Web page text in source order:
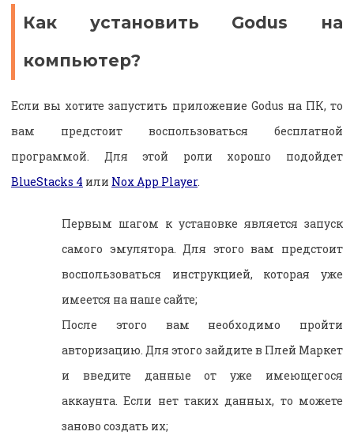
Как установить Godus на
компьютер?
Если вы хотите запустить приложение Godus на ПК, то
вам предстоит воспользоваться бесплатной
программой. Для этой роли хорошо подойдет
BlueStacks 4 или Nox App Player.
Первым шагом к установке является запуск
самого эмулятора. Для этого вам предстоит
воспользоваться инструкцией, которая уже
имеется на наше сайте;
После этого вам необходимо пройти
авторизацию. Для этого зайдите в Плей Маркет
и введите данные от уже имеющегося
аккаунта. Если нет таких данных, то можете
заново создать их;